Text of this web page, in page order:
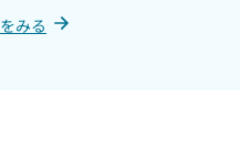
みる